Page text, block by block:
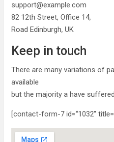
support@example.com
82 12th Street, Office 14,
Road Edinburgh, UK
Keep in touch
There are many variations of
available
but the majority a have
[contact-form-7 id=“1032″